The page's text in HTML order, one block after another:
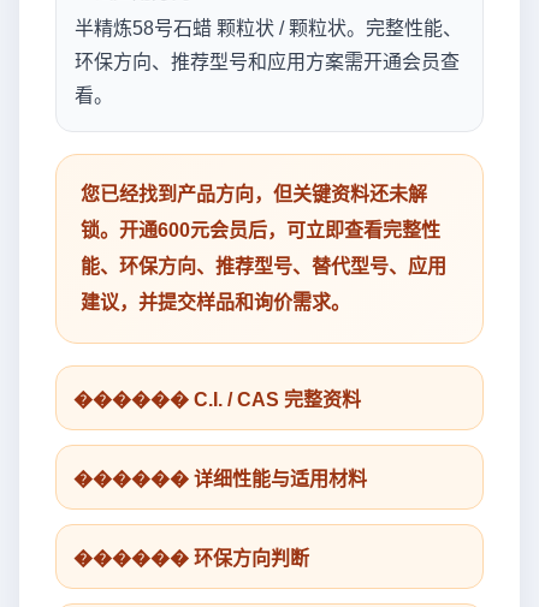
半精炼58号石蜡 颗粒状 / 颗粒状。完整性能、
环保方向、推荐型号和应用方案需开通会员查
看。
您已经找到产品方向，但关键资料还未解
锁。开通600元会员后，可立即查看完整性
能、环保方向、推荐型号、替代型号、应用
建议，并提交样品和询价需求。
������ C.I. / CAS 完整资料
������ 详细性能与适用材料
������ 环保方向判断